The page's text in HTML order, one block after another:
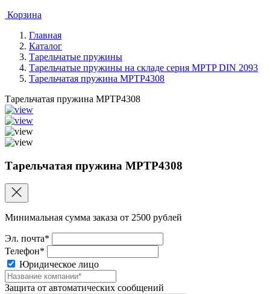
Корзина
Главная
Каталог
Тарельчатые пружины
Тарельчатые пружины на складе серия MPTP DIN 2093
Тарельчатая пружина MPTP4308
Тарельчатая пружина MPTP4308
Тарельчатая пружина MPTP4308
Минимальная сумма заказа от 2500 рублей
Эл. почта*
Телефон*
Юридическое лицо
Защита от автоматических сообщений